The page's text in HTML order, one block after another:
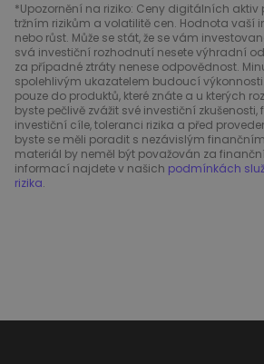
*Upozornění na riziko: Ceny digitálních
tržním rizikům a volatilitě cen. Hodnota vaší
nebo růst. Může se stát, že se vám
svá investiční rozhodnutí nesete výhradní
za případné ztráty nenese odpovědnost.
spolehlivým ukazatelem budoucí
pouze do produktů, které znáte a u kterých
byste pečlivě zvážit své investiční
investiční cíle, toleranci rizika a před
byste se měli poradit s nezávislým
materiál by neměl být považován za
informací najdete v našich podmínkách
rizika.